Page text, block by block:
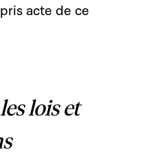
acte de ce
lois et